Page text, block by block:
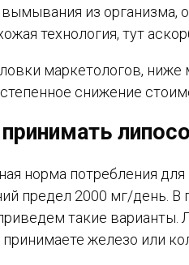
из организма,
технология, тут
маркетологов,
снижение
норма потребления
предел 2000 мг/день. В
такие
железо или